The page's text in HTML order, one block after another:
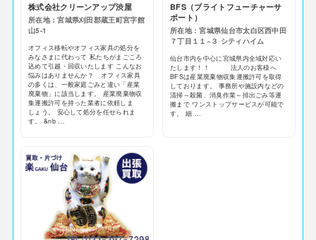
株式会社クリーンアップ渋屋
所在地：宮城県刈田郡蔵王町宮字館
山5-1
オフィス移転やオフィス家具の処分を
みなさまに代わって 私たちがまごころ
込めて引越・回収いたします こんなお
悩みはありませんか？ オフィス家具
の多くは、一般家庭ごみと違い「産業
廃棄物」に該当します。 産業廃棄物収
集運搬許可を持った業者に依頼しま
しょう。 安心して処分を任せられま
す。 &nb ...
BFS（ブライトフューチャーサ
ポート）
所在地：宮城県仙台市太白区西中田
７丁目１１−３ シティハイム
仙台市内を中心に宮城県内全域対応い
たします！！ 法人のお客様へ
BFSは産業廃棄物収集運搬許可を取得
しております。 事務所や施設内などの
清掃～殺菌、消臭作業～排出ごみ等運
搬まで ワンストップサービスが可能で
す。 細 ...